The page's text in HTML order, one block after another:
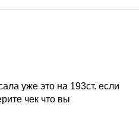
уже это на 193ст. если
чек что вы